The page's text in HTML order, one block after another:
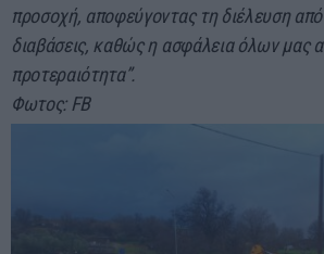
προσοχή, αποφεύγοντας τη διέλευση από
διαβάσεις, καθώς η ασφάλεια όλων μας
προτεραιότητα”.
Φωτος: FB